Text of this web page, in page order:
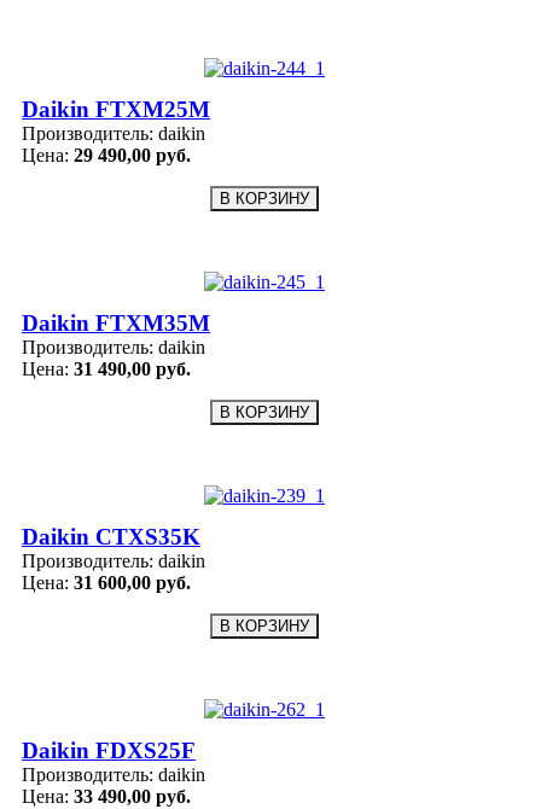
Daikin FTXM25M
Производитель: daikin
Цена: 29 490,00 руб.
Daikin FTXM35M
Производитель: daikin
Цена: 31 490,00 руб.
Daikin CTXS35K
Производитель: daikin
Цена: 31 600,00 руб.
Daikin FDXS25F
Производитель: daikin
Цена: 33 490,00 руб.